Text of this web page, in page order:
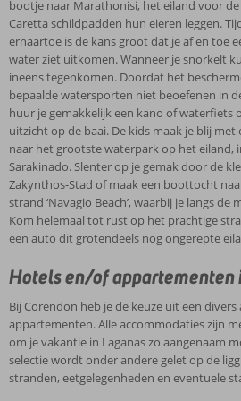
bootje naar Marathonisi, het eiland voor
Caretta schildpadden hun eieren leggen.
ernaartoe is de kans groot dat je af en toe
water ziet uitkomen. Wanneer je snorkelt
ineens tegenkomen. Doordat het
bepaalde watersporten niet beoefenen in
huur je gemakkelijk een kano of waterfiets
uitzicht op de baai. De kids maak je blij
naar het grootste waterpark op het eiland,
Sarakinado. Slenter op je gemak door de
Zakynthos-Stad of maak een boottocht
strand ‘Navagio Beach’, waarbij je langs
Kom helemaal tot rust op het prachtige
een auto dit grotendeels nog ongerepte
Hotels en/of appartementen
Bij Corendon heb je de keuze uit een
appartementen. Alle accommodaties zijn
om je vakantie in Laganas zo aangenaam
selectie wordt onder andere gelet op de
stranden, eetgelegenheden en eventuele